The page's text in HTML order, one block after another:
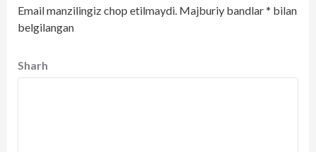
Email manzilingiz chop etilmaydi. Majburiy bandlar* bilan
belgilangan
Sharh